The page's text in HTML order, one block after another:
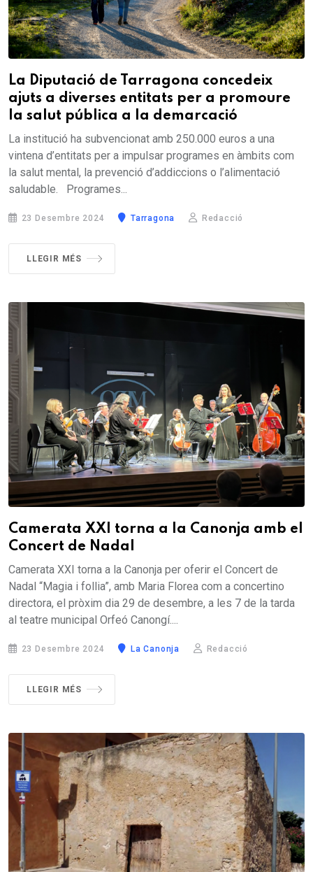
La Diputació de Tarragona concedeix
ajuts a diverses entitats per a promoure
la salut pública a la demarcació
La institució ha subvencionat amb 250.000 euros a una
vintena d’entitats per a impulsar programes en àmbits com
la salut mental, la prevenció d’addiccions o l’alimentació
saludable. Programes...
23 Desembre 2024 Tarragona Redacció
LLEGIR MÉS
Camerata XXI torna a la Canonja amb el
Concert de Nadal
Camerata XXI torna a la Canonja per oferir el Concert de
Nadal “Magia i follia”, amb Maria Florea com a concertino
directora, el pròxim dia 29 de desembre, a les 7 de la tarda
al teatre municipal Orfeó Canongí....
23 Desembre 2024 La Canonja Redacció
LLEGIR MÉS